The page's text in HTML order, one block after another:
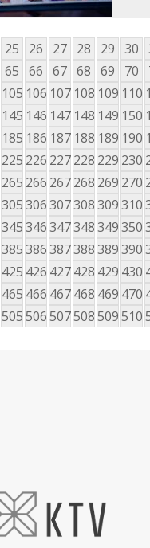
25 26 27 28 29 30
65 66 67 68 69 70
105 106 107 108 109 110
145 146 147 148 149 150
185 186 187 188 189 190
225 226 227228 229 230
265 266 267268 269 270
305306307308309310
345346347348349350
385386387388389390
425 426 427428 429 430
465 466 467468 469 470
505506507508509510